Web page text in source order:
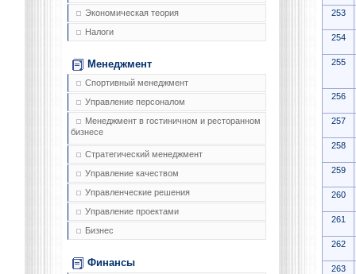
Экономическая теория
Налоги
Менеджмент
Спортивный менеджмент
Управление персоналом
Менеджмент в гостиничном и ресторанном
бизнесе
Стратегический менеджмент
Управление качеством
Управленческие решения
Управление проектами
Бизнес
Финансы
253
254
255
256
257
258
259
260
261
262
263